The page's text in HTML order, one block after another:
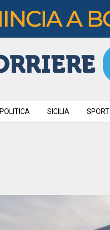
POLITICA SICILIA SPORT